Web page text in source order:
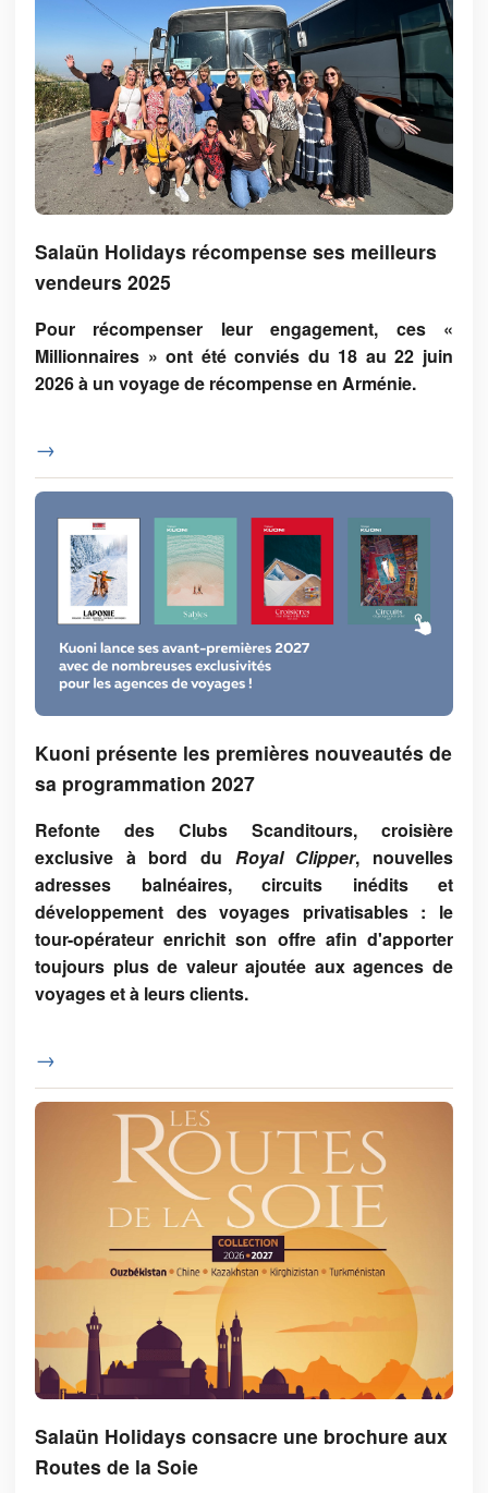
Salaün Holidays récompense ses meilleurs
vendeurs 2025
Pour récompenser leur engagement, ces «
Millionnaires » ont été conviés du 18 au 22 juin
2026 à un voyage de récompense en Arménie.
→
Kuoni présente les premières nouveautés de
sa programmation 2027
Refonte des Clubs Scanditours, croisière
exclusive à bord du Royal Clipper, nouvelles
adresses balnéaires, circuits inédits et
développement des voyages privatisables : le
tour-opérateur enrichit son offre afin d'apporter
toujours plus de valeur ajoutée aux agences de
voyages et à leurs clients.
→
Salaün Holidays consacre une brochure aux
Routes de la Soie